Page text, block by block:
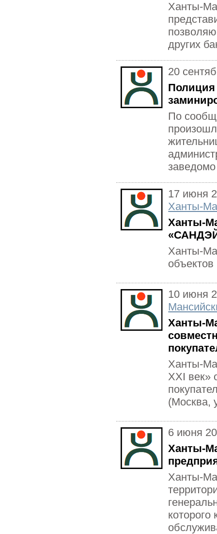
Ханты-
других
20
По
17 июня
Ханты-
Ханты-
Ханты-
10 июня
Ханты-
Ханты-
XXI век»
(Москва,
6 июня
Ханты-
Ханты-